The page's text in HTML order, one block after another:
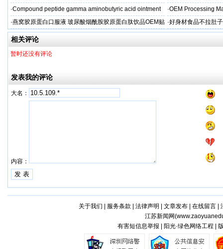
·Compound peptide gamma aminobutyric acid ointment ·OEM Processing
·燕窝胶原蛋白口服液 玻尿酸烟酰胺胶原蛋白肽饮品OEM贴
牌
·好身材食品不拉肚
相关评论
暂时还没有评论
发表我的评论
大名：
内容：
关于我们 服务条款 法律声明 文章发布| 在线留言|
江苏新闻网(
有害短信息举报 | 阳光·绿色网络工程 |